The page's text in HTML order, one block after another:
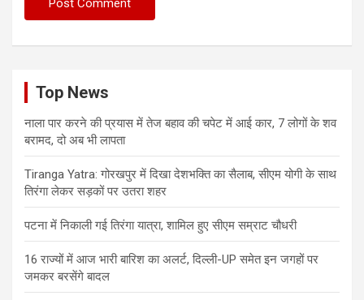
Top News
नाला पार करने की प्रयास में तेज बहाव की चपेट में आई कार, 7 लोगों के शव
बरामद, दो अब भी लापता
Tiranga Yatra: गोरखपुर में दिखा देशभक्ति का सैलाब, सीएम योगी के साथ
तिरंगा लेकर सड़कों पर उतरा शहर
पटना में निकाली गई तिरंगा यात्रा, शामिल हुए सीएम सम्राट चौधरी
16 राज्यों में आज भारी बारिश का अलर्ट, दिल्ली-UP समेत इन जगहों पर
जमकर बरसेंगे बादल